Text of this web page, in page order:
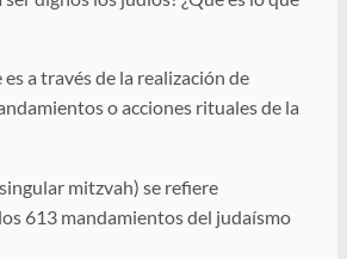
es a través de la realización de
o acciones rituales de la
mitzvah) se refiere
613 mandamientos del judaísmo